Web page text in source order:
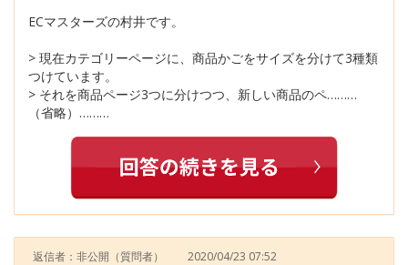
ECマスターズの村井です。
> 現在カテゴリーページに、商品かごをサイズを分けて3種類
つけています。
> それを商品ページ3つに分けつつ、新しい商品のペ………
（省略）………
返信者：非公開 （質問者） 2020/04/23 07:52